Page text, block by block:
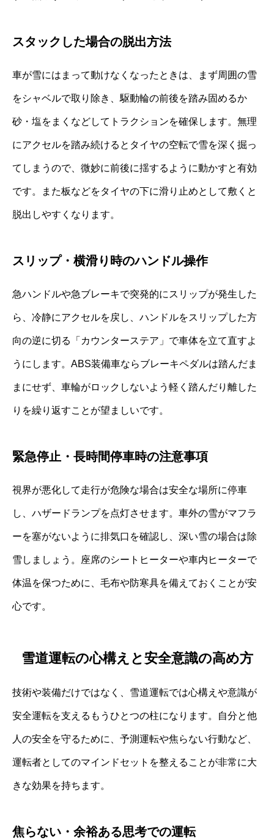
スタックした場合の脱出方法
車が雪にはまって動けなくなったときは、まず周囲の雪
をシャベルで取り除き、駆動輪の前後を踏み固めるか
砂・塩をまくなどしてトラクションを確保します。無理
にアクセルを踏み続けるとタイヤの空転で雪を深く掘っ
てしまうので、微妙に前後に揺するように動かすと有効
です。また板などをタイヤの下に滑り止めとして敷くと
脱出しやすくなります。
スリップ・横滑り時のハンドル操作
急ハンドルや急ブレーキで突発的にスリップが発生した
ら、冷静にアクセルを戻し、ハンドルをスリップした方
向の逆に切る「カウンターステア」で車体を立て直すよ
うにします。ABS装備車ならブレーキペダルは踏んだま
まにせず、車輪がロックしないよう軽く踏んだり離した
りを繰り返すことが望ましいです。
緊急停止・長時間停車時の注意事項
視界が悪化して走行が危険な場合は安全な場所に停車
し、ハザードランプを点灯させます。車外の雪がマフラ
ーを塞がないように排気口を確認し、深い雪の場合は除
雪しましょう。座席のシートヒーターや車内ヒーターで
体温を保つために、毛布や防寒具を備えておくことが安
心です。
雪道運転の心構えと安全意識の高め方
技術や装備だけではなく、雪道運転では心構えや意識が
安全運転を支えるもうひとつの柱になります。自分と他
人の安全を守るために、予測運転や焦らない行動など、
運転者としてのマインドセットを整えることが非常に大
きな効果を持ちます。
焦らない・余裕ある思考での運転